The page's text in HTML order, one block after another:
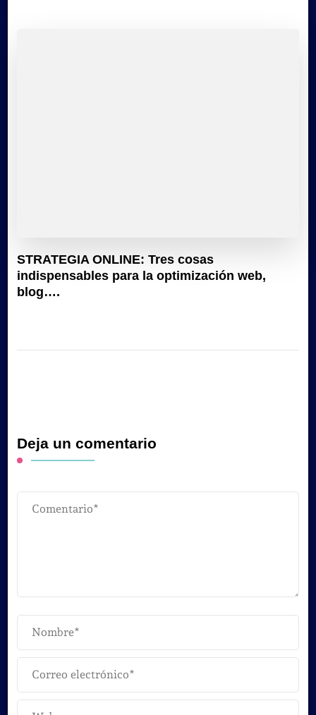
STRATEGIA ONLINE: Tres cosas
indispensables para la optimización web,
blog….
Deja un comentario